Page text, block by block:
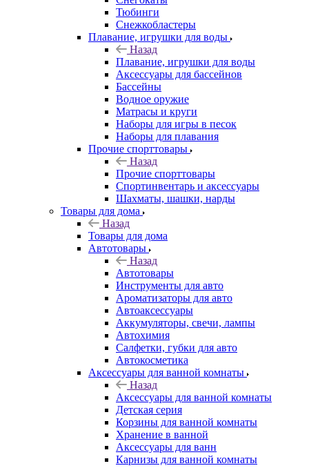
Тюбинги
Снежкобластеры
Плавание, игрушки для воды
Назад
Плавание, игрушки для воды
Аксессуары для бассейнов
Бассейны
Водное оружие
Матрасы и круги
Наборы для игры в песок
Наборы для плавания
Прочие спорттовары
Назад
Прочие спорттовары
Спортинвентарь и аксессуары
Шахматы, шашки, нарды
Товары для дома
Назад
Товары для дома
Автотовары
Назад
Автотовары
Инструменты для авто
Ароматизаторы для авто
Автоаксессуары
Аккумуляторы, свечи, лампы
Автохимия
Салфетки, губки для авто
Автокосметика
Аксессуары для ванной комнаты
Назад
Аксессуары для ванной комнаты
Детская серия
Корзины для ванной комнаты
Хранение в ванной
Аксессуары для ванн
Карнизы для ванной комнаты